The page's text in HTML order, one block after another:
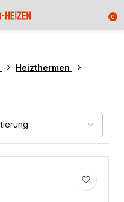
0
Heizthermen